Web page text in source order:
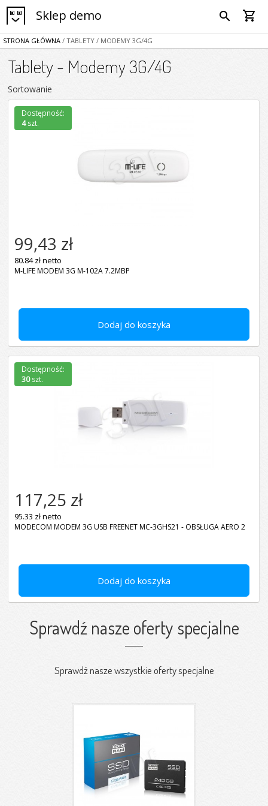
Sklep demo search shopping_cart
STRONA GŁÓWNA / TABLETY / MODEMY 3G/4G
Tablety - Modemy 3G/4G
Sortowanie
Dodaj do koszyka
99,43 zł
80.84 zł netto
M-LIFE MODEM 3G M-102A 7.2MBP
Dostępność:
4szt.
Dodaj do koszyka
117,25 zł
95.33 zł netto
MODECOM MODEM 3G USB FREENET MC-3GHS21 - OBSŁUGA AERO 2
Dostępność:
30szt.
Sprawdź nasze oferty specjalne
Sprawdź nasze wszystkie oferty specjalne